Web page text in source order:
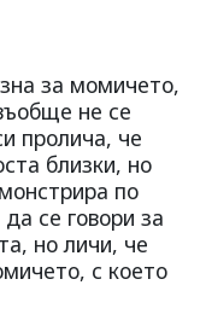
за момичето,
не се
пролича, че
близки, но
по
се говори за
но личи, че
с което